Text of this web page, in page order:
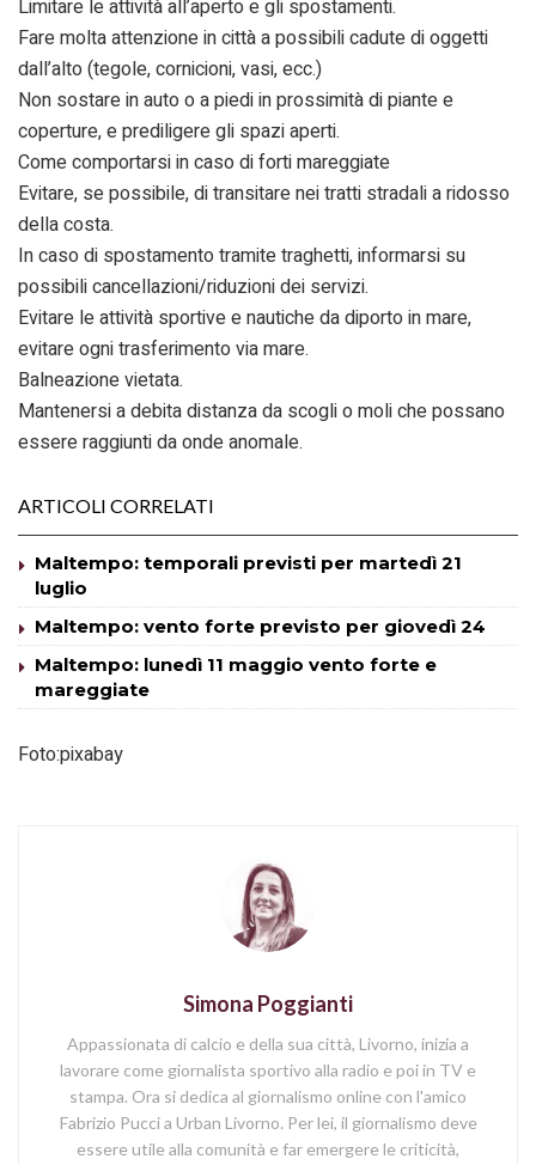
Limitare le attività all’aperto e gli spostamenti.
Fare molta attenzione in città a possibili cadute di oggetti
dall’alto (tegole, cornicioni, vasi, ecc.)
Non sostare in auto o a piedi in prossimità di piante e
coperture, e prediligere gli spazi aperti.
Come comportarsi in caso di forti mareggiate
Evitare, se possibile, di transitare nei tratti stradali a ridosso
della costa.
In caso di spostamento tramite traghetti, informarsi su
possibili cancellazioni/riduzioni dei servizi.
Evitare le attività sportive e nautiche da diporto in mare,
evitare ogni trasferimento via mare.
Balneazione vietata.
Mantenersi a debita distanza da scogli o moli che possano
essere raggiunti da onde anomale.
ARTICOLI CORRELATI
Maltempo: temporali previsti per martedì 21
luglio
Maltempo: vento forte previsto per giovedì 24
Maltempo: lunedì 11 maggio vento forte e
mareggiate
Foto:pixabay
Simona Poggianti
Appassionata di calcio e della sua città, Livorno, inizia a
lavorare come giornalista sportivo alla radio e poi in TV e
stampa. Ora si dedica al giornalismo online con l'amico
Fabrizio Pucci a Urban Livorno. Per lei, il giornalismo deve
essere utile alla comunità e far emergere le criticità,